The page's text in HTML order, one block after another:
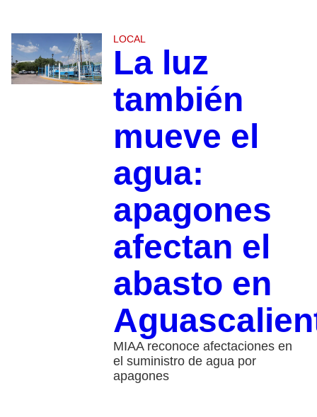
LOCAL
La luz
también
mueve el
agua:
apagones
afectan el
abasto en
MIAA reconoce afectaciones en
el suministro de agua por
apagones